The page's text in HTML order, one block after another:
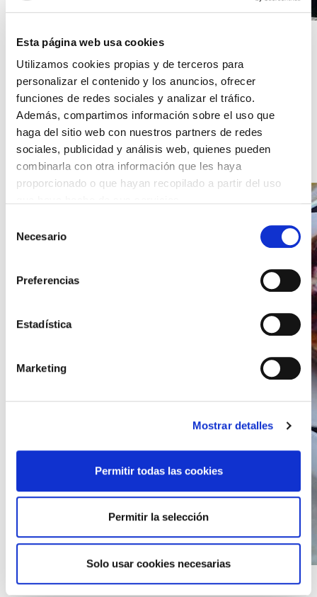
Esta página web usa cookies
Utilizamos cookies propias y de terceros para
personalizar el contenido y los anuncios, ofrecer
funciones de redes sociales y analizar el tráfico.
Además, compartimos información sobre el uso que
haga del sitio web con nuestros partners de redes
sociales, publicidad y análisis web, quienes pueden
combinarla con otra información que les haya
proporcionado o que hayan recopilado a partir del uso
Necesario
Preferencias
Estadística
Marketing
Mostrar detalles
Permitir todas las cookies
Permitir la selección
Solo usar cookies necesarias
26/06/2020 12:18
El museo de la Guardia
Nacional Republicana
El museo de la GNR. Un lugar para el recuerdo
LEER NOTICIA
25/06/2020 18:40